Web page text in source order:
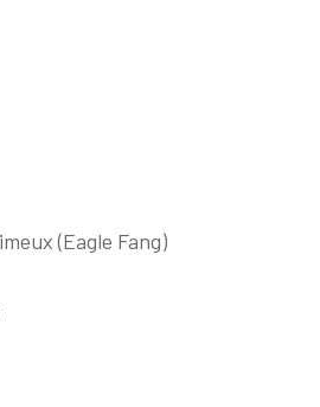
(Eagle Fang)